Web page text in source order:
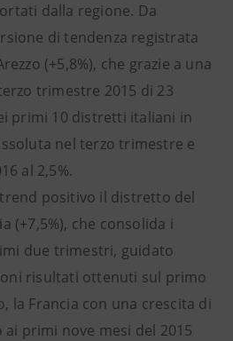
dalla regione. Da
di tendenza registrata
(+5,8%), che grazie a una
trimestre 2015 di 23
primi 10 distretti italiani in
nel terzo trimestre e
al 2,5%.
positivo il distretto del
(+7,5%), che consolida i
due trimestri, guidato
risultati ottenuti sul primo
la Francia con una crescita di
primi nove mesi del 2015